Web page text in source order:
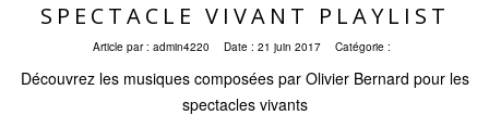
SPECTACLE VIVANT PLAYLIST
Article par : admin4220 Date : 21 juin 2017 Catégorie :
Découvrez les musiques composées par Olivier Bernard pour les
spectacles vivants